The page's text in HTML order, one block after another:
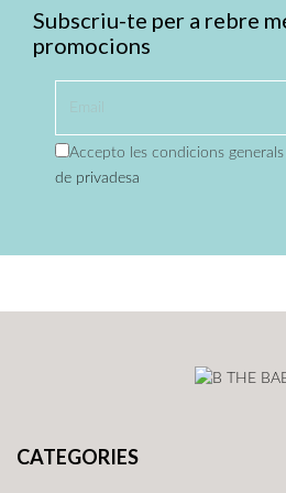
Subscriu-te per a rebre
promocions
Accepto les condicions generals
de privadesa
CATEGORIES